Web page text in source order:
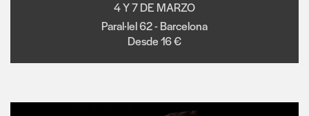
4 Y 7 DE MARZO
Paral·lel 62 - Barcelona
Desde 16 €